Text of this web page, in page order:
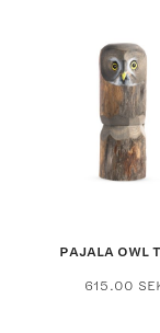
PAJALA OWL
615.00